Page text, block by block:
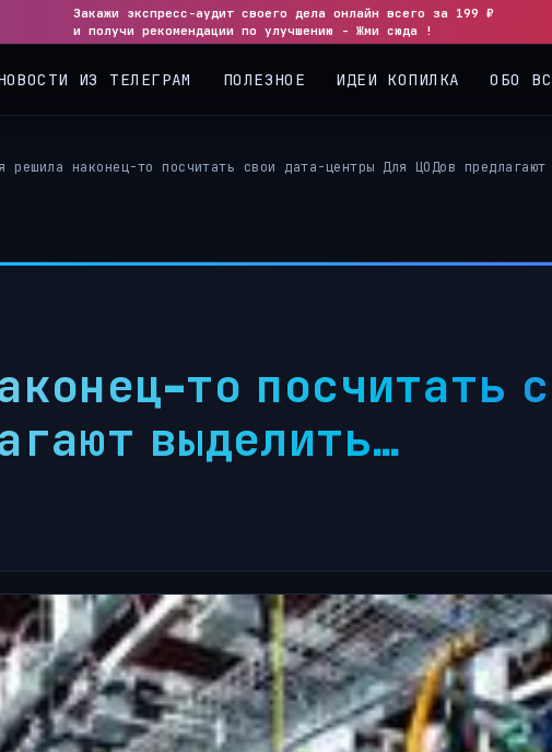
◀
Закажи экспресс-аудит своего дела онлайн всего за 199 ₽
и получи рекомендации по улучшению - Жми сюда !▶
решила наконец-то посчитать свои дата-центры Для ЦОДов предлагают
то посчитать
выделить…